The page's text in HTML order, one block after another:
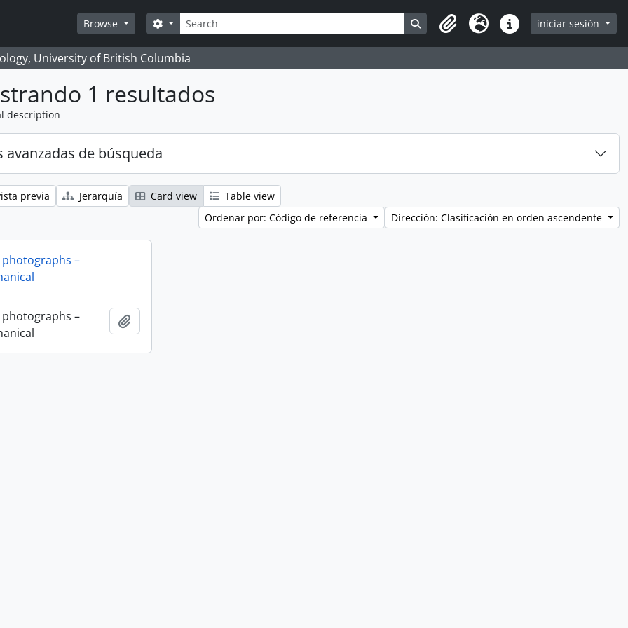
Browse
Búsqueda
Search options Search in browse page
Clipboard
Idioma Enlaces rápidos
iniciar sesión
University of British Columbia
1 resultados
description
avanzadas de búsqueda
previa Jerarquía Card view
Table view
Ordenar por: Código de referencia
Dirección: Clasificación en orden ascendente
–
–